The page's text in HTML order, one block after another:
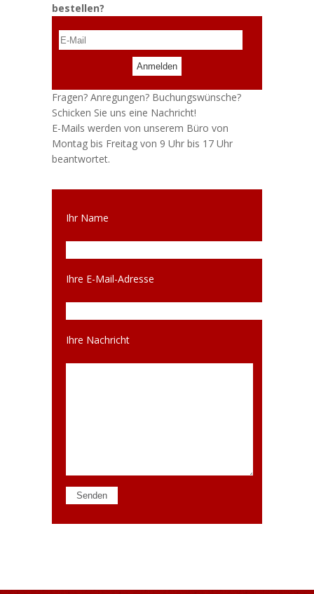
bestellen?
Anmelden
Fragen? Anregungen? Buchungswünsche?
Schicken Sie uns eine Nachricht!
E-Mails werden von unserem Büro von
Montag bis Freitag von 9 Uhr bis 17 Uhr
beantwortet.
Ihr Name
Ihre E-Mail-Adresse
Ihre Nachricht